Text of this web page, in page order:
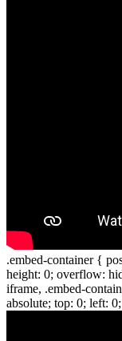
.embed-container {
height: 0; overflow:
iframe, .embed-
absolute; top: 0; left: